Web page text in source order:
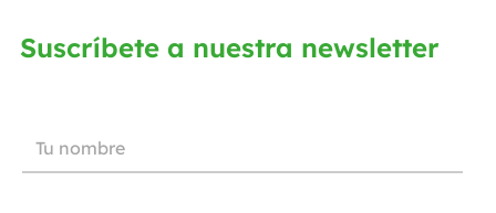
Suscríbete a nuestra newsletter